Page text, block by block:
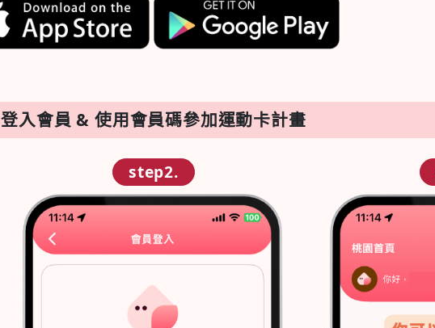
登入會員 & 使用會員碼參加運動卡計畫
step2.